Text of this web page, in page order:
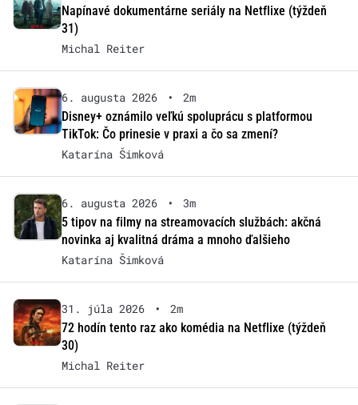
Napínavé dokumentárne seriály na Netflixe (týždeň
31)
Michal Reiter
6. augusta 2026 •
2m
Disney+ oznámilo veľkú spoluprácu s platformou
TikTok: Čo prinesie v praxi a čo sa zmení?
Katarína Šimková
6. augusta 2026 •
3m
5 tipov na filmy na streamovacích službách: akčná
novinka aj kvalitná dráma a mnoho ďalšieho
Katarína Šimková
31. júla 2026 •
2m
72 hodín tento raz ako komédia na Netflixe (týždeň
30)
Michal Reiter